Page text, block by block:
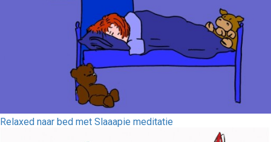
Relaxed naar bed met Slaaapie meditatie